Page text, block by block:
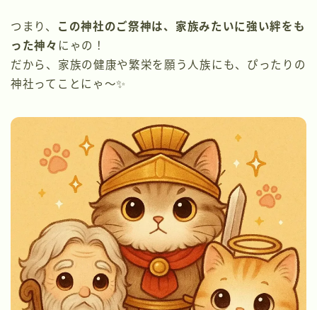
つまり、
この神社のご祭神は、家族みたいに強い絆をも
った神々 にゃの！
だから、家族の健康や繁栄を願う人族にも、ぴったりの
神社ってことにゃ〜✨